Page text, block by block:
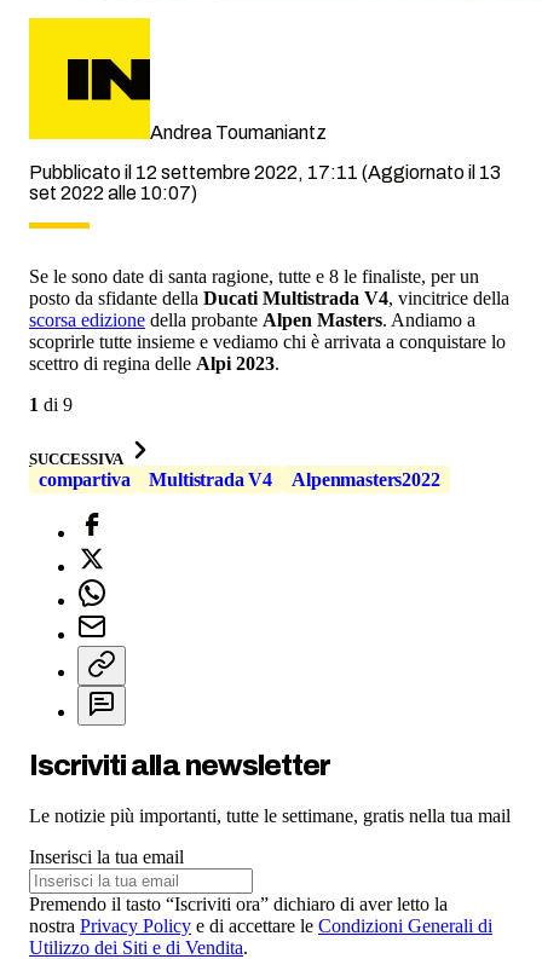
Andrea Toumaniantz
Pubblicato il 12 settembre 2022, 17:11 (Aggiornato il 13
set 2022 alle 10:07)
Se le sono date di santa ragione, tutte e 8 le finaliste, per un
posto da sfidante della Ducati Multistrada V4, vincitrice della
scorsa edizione della probante Alpen Masters. Andiamo a
scoprirle tutte insieme e vediamo chi è arrivata a conquistare lo
scettro di regina delle Alpi 2023.
1 di 9
SUCCESSIVA
compartiva Multistrada V4 Alpenmasters2022
Iscriviti alla newsletter
Le notizie più importanti, tutte le settimane, gratis nella tua mail
Inserisci la tua email
Premendo il tasto “Iscriviti ora” dichiaro di aver letto la
nostra Privacy Policy e di accettare le Condizioni Generali di
Utilizzo dei Siti e di Vendita.